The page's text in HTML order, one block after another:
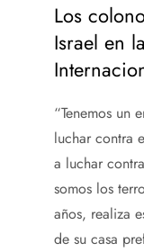
Los
Israel en
“Tenemos un
luchar contra
a luchar
somos los
años, realiza
de su casa